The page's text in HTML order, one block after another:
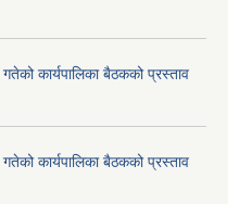
कार्यपालिका बैठकको प्रस्ताव
कार्यपालिका बैठकको प्रस्ताव